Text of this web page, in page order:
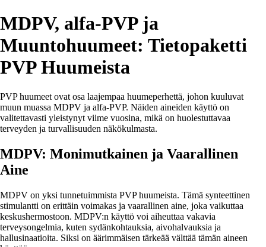
MDPV, alfa-PVP ja
Muuntohuumeet: Tietopaketti
PVP Huumeista
PVP huumeet ovat osa laajempaa huumeperhettä, johon kuuluvat
muun muassa MDPV ja alfa-PVP. Näiden aineiden käyttö on
valitettavasti yleistynyt viime vuosina, mikä on huolestuttavaa
terveyden ja turvallisuuden näkökulmasta.
MDPV: Monimutkainen ja Vaarallinen
Aine
MDPV on yksi tunnetuimmista PVP huumeista. Tämä synteettinen
stimulantti on erittäin voimakas ja vaarallinen aine, joka vaikuttaa
keskushermostoon. MDPV:n käyttö voi aiheuttaa vakavia
terveysongelmia, kuten sydänkohtauksia, aivohalvauksia ja
hallusinaatioita. Siksi on äärimmäisen tärkeää välttää tämän aineen